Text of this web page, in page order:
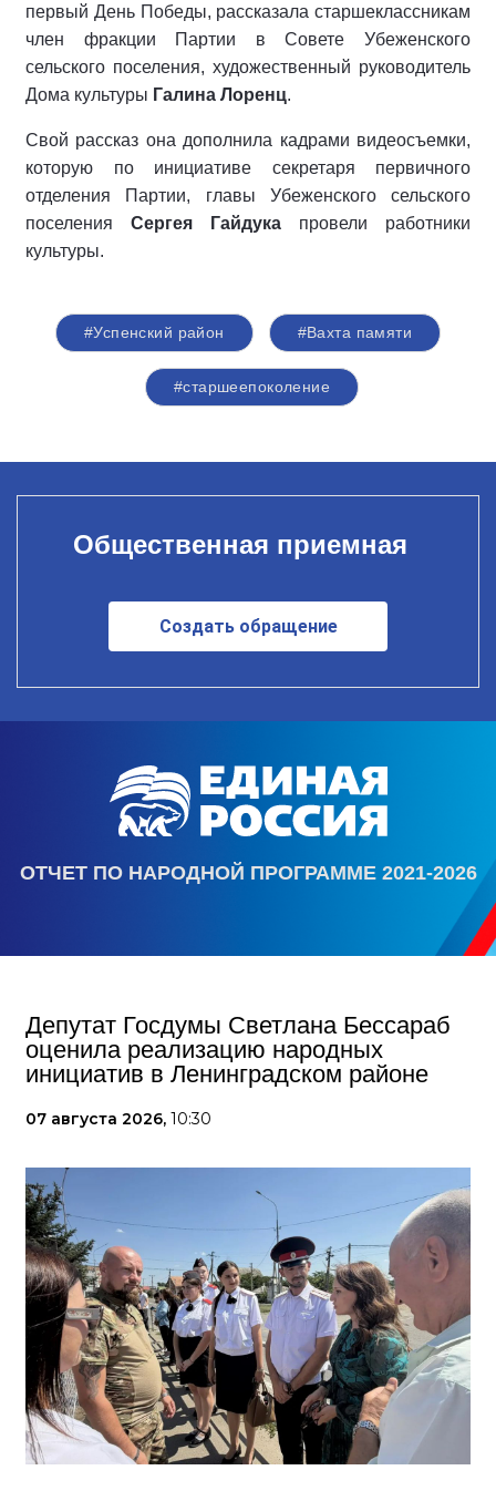
первый День Победы, рассказала старшеклассникам
член фракции Партии в Совете Убеженского
сельского поселения, художественный руководитель
Дома культуры Галина Лоренц.
Свой рассказ она дополнила кадрами видеосъемки,
которую по инициативе секретаря первичного
отделения Партии, главы Убеженского сельского
поселения Сергея Гайдука провели работники
культуры.
#Успенский район #Вахта памяти
#старшеепоколение
Общественная приемная
Создать обращение
ОТЧЕТ ПО НАРОДНОЙ ПРОГРАММЕ 2021-2026
Депутат Госдумы Светлана Бессараб
оценила реализацию народных
инициатив в Ленинградском районе
07 августа 2026, 10:30